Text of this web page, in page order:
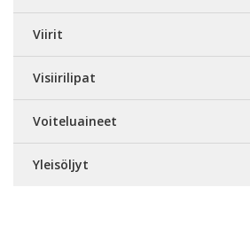
Viirit
Visiirilipat
Voiteluaineet
Yleisöljyt